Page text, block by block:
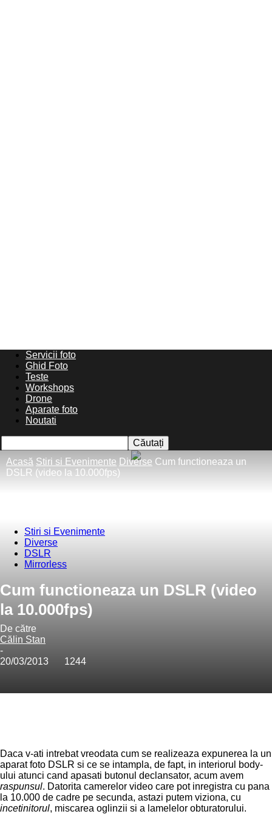
Servicii foto
Ghid Foto
Teste
Workshops
Drone
Aparate foto
Noutati
Acasă Stiri si Evenimente Diverse Cum functioneaza un
DSLR (video la 10.000fps)
Stiri si Evenimente
Diverse
DSLR
Mirrorless
Cum functioneaza un DSLR (video
la 10.000fps)
De către
Călin Stan
-
20/03/2013
1244
Daca v-ati intrebat vreodata cum se realizeaza expunerea la un
aparat foto DSLR si ce se intampla, de fapt, in interiorul body-
ului atunci cand apasati butonul declansator, acum avem
raspunsul. Datorita camerelor video care pot inregistra cu pana
la 10.000 de cadre pe secunda, astazi putem viziona, cu
incetinitorul, miscarea oglinzii si a lamelelor obturatorului.